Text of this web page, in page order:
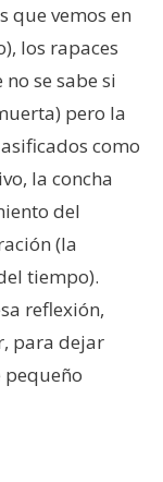
que vemos en
los rapaces
se sabe si
pero la
como
la concha
del
(la
tiempo).
reflexión,
para dejar
pequeño